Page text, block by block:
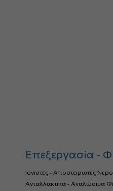
Επεξεργασία -
Ιονιστές - Αποστειρωτές
Ανταλλακτικά - Αναλώσιμα